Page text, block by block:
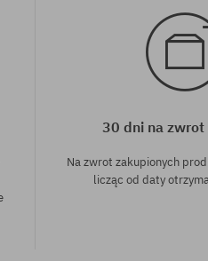
30 dni na
Na zwrot zakupionych
licząc od daty